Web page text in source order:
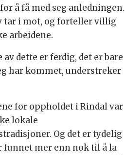
å få med seg anledningen.
tar i mot, og forteller villig
arbeidene.
dette er ferdig, det er bare
har kommet, understreker
for oppholdet i Rindal var
lokale
Og det er tydelig
funnet mer enn nok til å la